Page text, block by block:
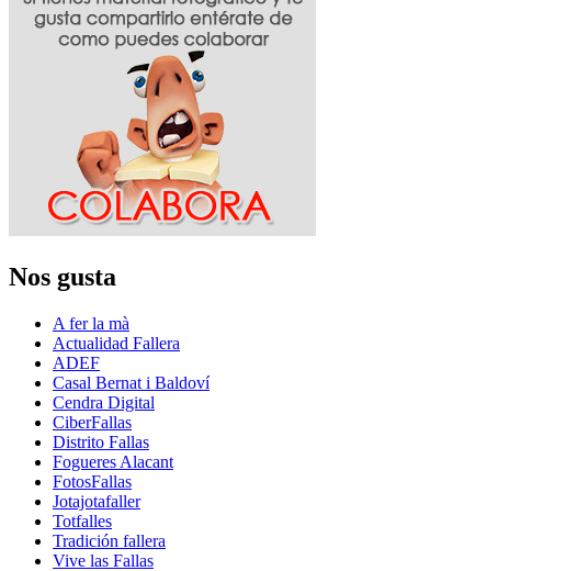
Nos gusta
A fer la mà
Actualidad Fallera
ADEF
Casal Bernat i Baldoví
Cendra Digital
CiberFallas
Distrito Fallas
Fogueres Alacant
FotosFallas
Jotajotafaller
Totfalles
Tradición fallera
Vive las Fallas